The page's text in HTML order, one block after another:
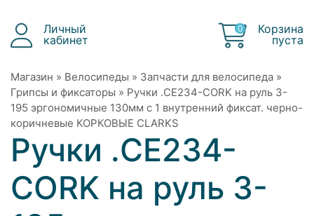
Личный
кабинет
0
Корзина
пуста
Магазин » Велосипеды » Запчасти для велосипеда »
Грипсы и фиксаторы » Ручки .CE234-CORK на руль 3-
195 эргономичные 130мм с 1 внутренний фиксат. черно-
коричневые КОРКОВЫЕ CLARKS
Ручки .CE234-
CORK на руль 3-